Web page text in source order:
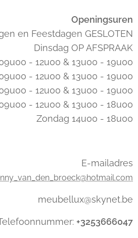
Openingsuren
en Feestdagen GESLOTEN
Dinsdag OP AFSPRAAK
- 12u00 & 13u00 - 19u00
- 12u00 & 13u00 - 19u00
- 12u00 & 13u00 - 19u00
- 12u00 & 13u00 - 18u00
Zondag 14u00 - 18u00
E-mailadres
meubellux@skynet.be
+3253666047